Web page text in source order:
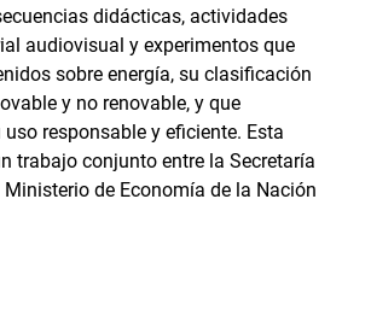
didácticas, actividades
audiovisual y experimentos que
sobre energía, su clasificación
y no renovable, y que
responsable y eficiente. Esta
trabajo conjunto entre la Secretaría
Ministerio de Economía de la Nación